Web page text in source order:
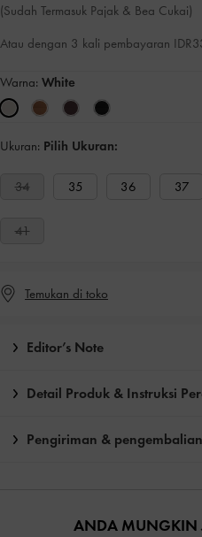
(Sudah Termasuk Pajak & Bea Cukai)
Atau dengan 3 kali pembayaran
Warna: White
Ukuran: Pilih Ukuran:
34 35 36 37
41
Temukan di toko
Editor’s Note
Detail Produk & Instruksi
Pengiriman & pengembalian
ANDA MUNGKIN